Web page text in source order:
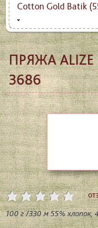
Cotton Gold Batik
ПРЯЖА ALIZE
3686
100 г /330 м 55% хлопок,